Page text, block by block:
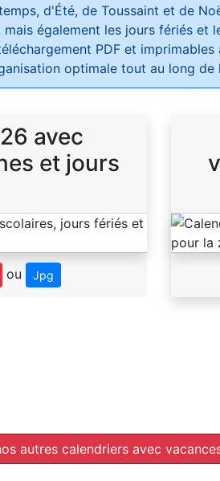
d'Été, de Toussaint et de
également les jours fériés et
PDF et
optimale tout au long de
avec
et jours
ou Jpg
autres calendriers avec